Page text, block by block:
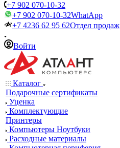
+7 902 070-10-32
+7 902 070-10-32WhatApp
+7 4236 62 95 62Отдел продаж
Войти
Каталог
Подарочные сертификаты
Уценка
Комплектующие
Принтеры
Компьютеры Ноутбуки
Расходные материалы